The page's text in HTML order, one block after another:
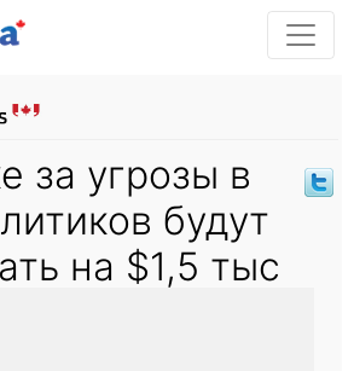
за угрозы в
будут
на $1,5 тыс